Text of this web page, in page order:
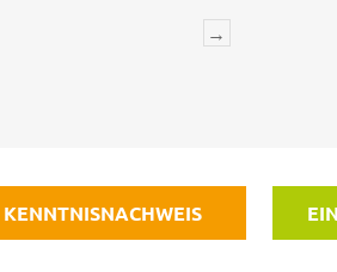
→
KENNTNISNACHWEIS